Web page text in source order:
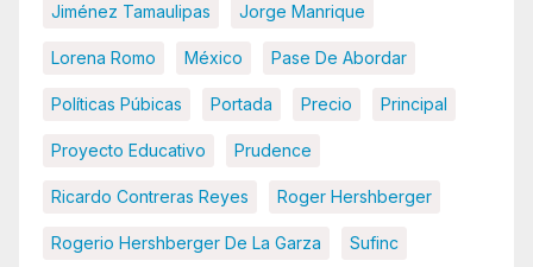
Jiménez Tamaulipas Jorge Manrique
Lorena Romo México Pase De Abordar
Políticas Púbicas Portada Precio Principal
Proyecto Educativo Prudence
Ricardo Contreras Reyes Roger Hershberger
Rogerio Hershberger De La Garza Sufinc